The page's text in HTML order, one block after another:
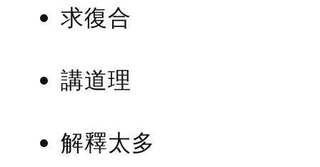
求復合
講道理
解釋太多